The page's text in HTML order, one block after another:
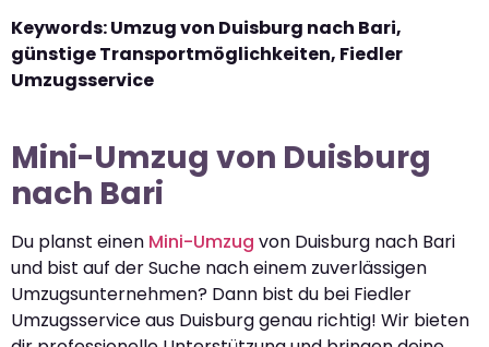
Keywords: Umzug von Duisburg nach Bari,
günstige Transportmöglichkeiten, Fiedler
Umzugsservice
Mini-Umzug von Duisburg
nach Bari
Du planst einen Mini-Umzug von Duisburg nach Bari
und bist auf der Suche nach einem zuverlässigen
Umzugsunternehmen? Dann bist du bei Fiedler
Umzugsservice aus Duisburg genau richtig! Wir bieten